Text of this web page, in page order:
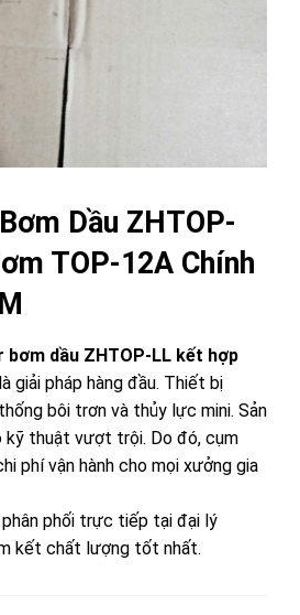
Dầu ZHTOP-
TOP-12A Chính
bơm dầu ZHTOP-LL kết hợp
là giải pháp hàng đầu. Thiết bị
bôi trơn và thủy lực mini. Sản
kỹ thuật vượt trội. Do đó, cụm
phí vận hành cho mọi xưởng gia
phối trực tiếp tại đại lý
kết chất lượng tốt nhất.